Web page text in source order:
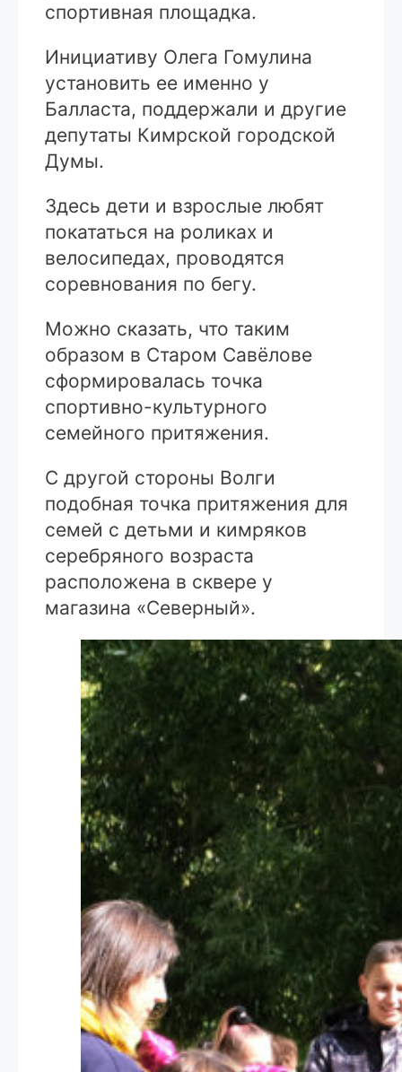
спортивная площадка.
Инициативу Олега Гомулина
установить ее именно у
Балласта, поддержали и другие
депутаты Кимрской городской
Думы.
Здесь дети и взрослые любят
покататься на роликах и
велосипедах, проводятся
соревнования по бегу.
Можно сказать, что таким
образом в Старом Савёлове
сформировалась точка
спортивно-культурного
семейного притяжения.
С другой стороны Волги
подобная точка притяжения для
семей с детьми и кимряков
серебряного возраста
расположена в сквере у
магазина «Северный».